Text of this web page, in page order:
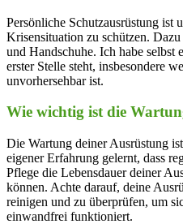
Persönliche Schutzausrüstung ist
Krisensituation zu schützen.
und Handschuhe. Ich habe selbst
erster Stelle steht, insbesondere
unvorhersehbar ist.
Wie wichtig ist die
Die Wartung deiner Ausrüstung
eigener Erfahrung gelernt, dass
Pflege die Lebensdauer deiner
können. Achte darauf, deine
reinigen und zu überprüfen, um
einwandfrei funktioniert.